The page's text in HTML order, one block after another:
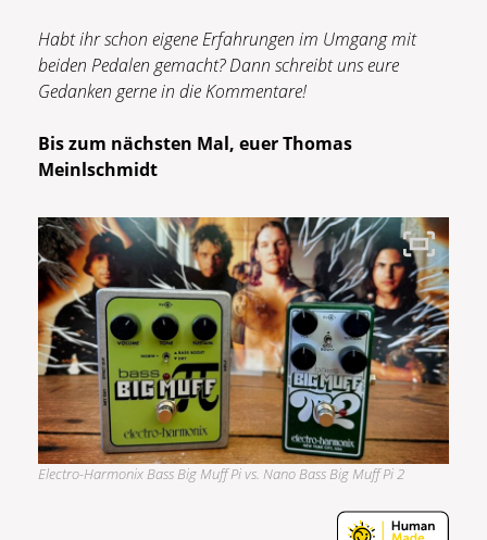
Habt ihr schon eigene Erfahrungen im Umgang mit
beiden Pedalen gemacht? Dann schreibt uns eure
Gedanken gerne in die Kommentare!
Bis zum nächsten Mal, euer Thomas
Meinlschmidt
Electro-Harmonix Bass Big Muff Pi vs. Nano Bass Big Muff Pi 2